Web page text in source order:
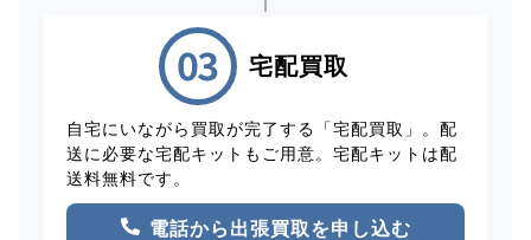
宅配買取
自宅にいながら買取が完了する「宅配買取」。配
送に必要な宅配キットもご用意。宅配キットは配
送料無料です。
電話から出張買取を申し込む